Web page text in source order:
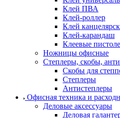
Клей ПВА
Клей-роллер
Клей
Клей-карандаш
Клеевые
Ножницы офисные
Степлеры, скобы,
Скобы для
Степлеры
Антистеплеры
Офисная техника и
Деловые аксессуары
Деловая